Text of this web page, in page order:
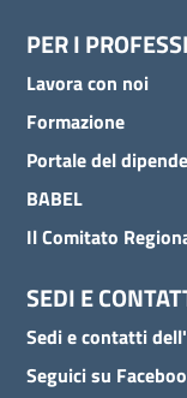
PER I
Lavora con noi
Formazione
Portale del
BABEL
Il Comitato
SEDI E
Sedi e contatti
Seguici su